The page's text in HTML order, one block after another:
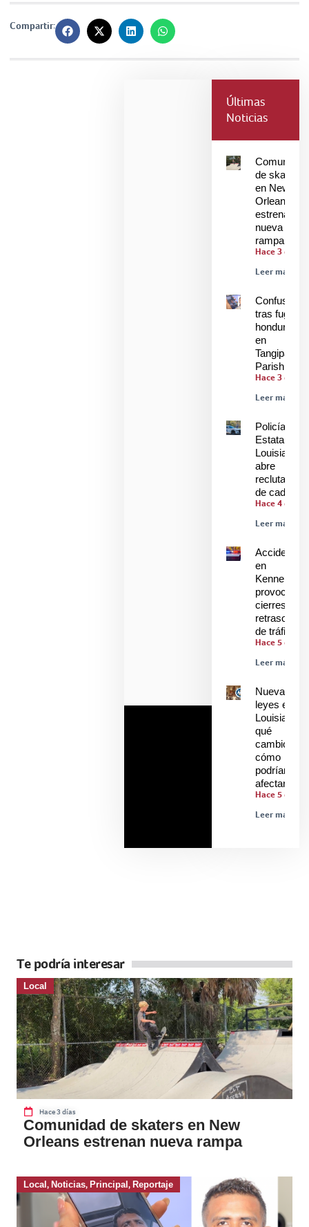
Compartir:
Últimas
Noticias
Comunidad
de skaters
en New
Orleans
estrenan
nueva
rampa
Hace 3 días
Leer más »
Confusión
tras fuga de
hondureños
en
Tangipahoa
Parish
Hace 3 días
Leer más »
Policía
Estatal de
Louisiana
abre
de cadetes
Hace 4 días
Leer más »
Accidente
en
Kenner
provoca
cierres y
retrasos
de tráfico
Hace 5 días
Leer más »
Nuevas
leyes en
Louisiana:
qué
cambió y
cómo
podrían
afectarle
Hace 5 días
Leer más »
Te podría interesar
Local
Hace 3 días
Comunidad de skaters en New
Orleans estrenan nueva rampa
Local , Noticias, Principal , Reportaje